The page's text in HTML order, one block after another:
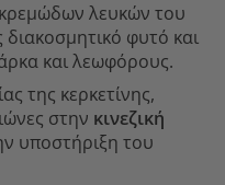
λευκών του
φυτό και
και λεωφόρους.
της κερκετίνης,
στην κινεζική
υποστήριξη του